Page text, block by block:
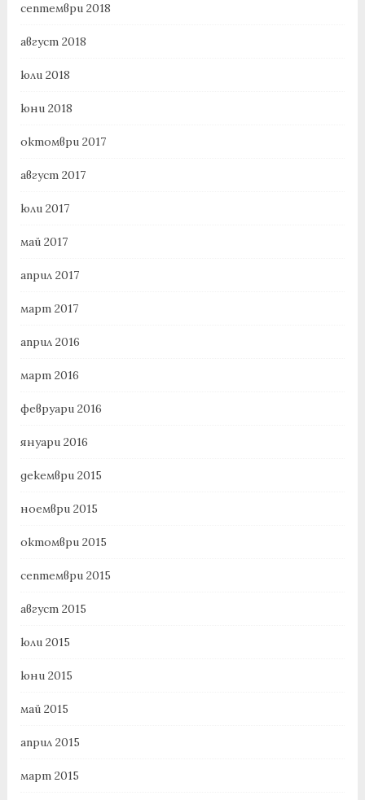
септември 2018
август 2018
юли 2018
юни 2018
октомври 2017
август 2017
юли 2017
май 2017
април 2017
март 2017
април 2016
март 2016
февруари 2016
януари 2016
декември 2015
ноември 2015
октомври 2015
септември 2015
август 2015
юли 2015
юни 2015
май 2015
април 2015
март 2015